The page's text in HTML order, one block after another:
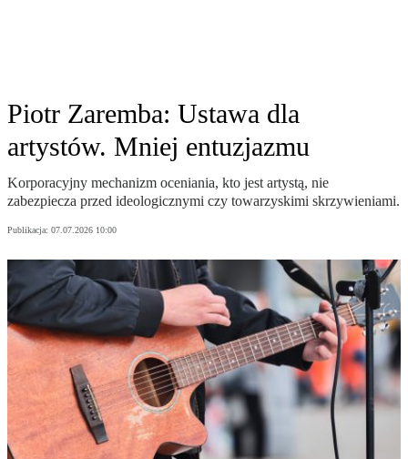
Piotr Zaremba: Ustawa dla
artystów. Mniej entuzjazmu
Korporacyjny mechanizm oceniania, kto jest artystą, nie
zabezpiecza przed ideologicznymi czy towarzyskimi skrzywieniami.
Publikacja: 07.07.2026 10:00